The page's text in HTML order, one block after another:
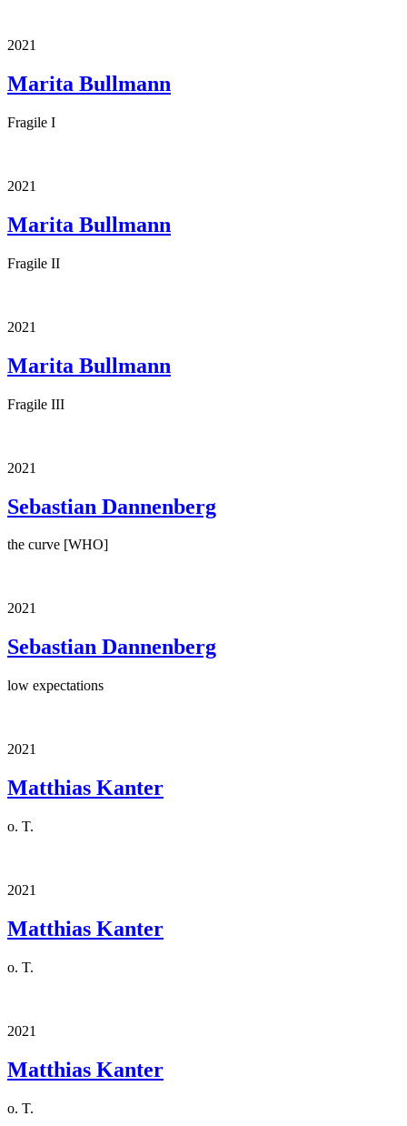
2021
Marita Bullmann
Fragile I
2021
Marita Bullmann
Fragile II
2021
Marita Bullmann
Fragile III
2021
Sebastian Dannenberg
the curve [WHO]
2021
Sebastian Dannenberg
low expectations
2021
Matthias Kanter
o. T.
2021
Matthias Kanter
o. T.
2021
Matthias Kanter
o. T.